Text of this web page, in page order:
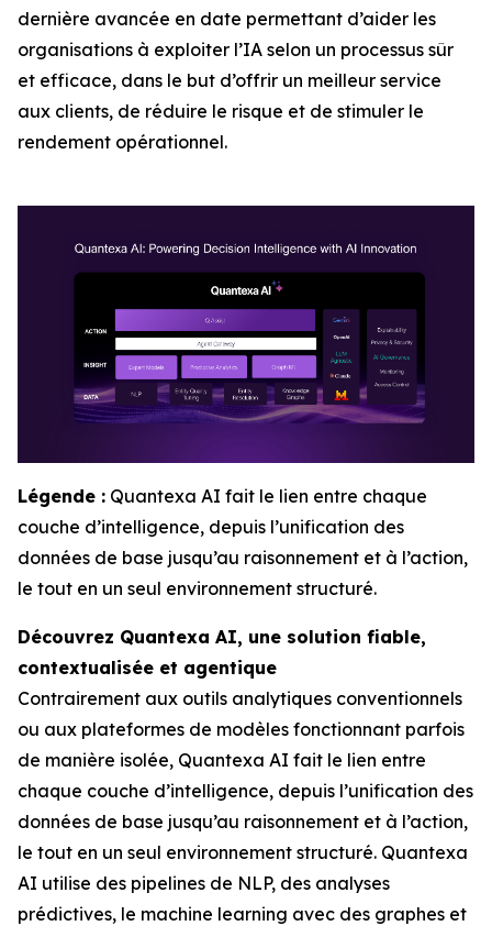
dernière avancée en date permettant d’aider les
organisations à exploiter l’IA selon un processus sûr
et efficace, dans le but d’offrir un meilleur service
aux clients, de réduire le risque et de stimuler le
rendement opérationnel.
Légende : Quantexa AI fait le lien entre chaque
couche d’intelligence, depuis l’unification des
données de base jusqu’au raisonnement et à l’action,
le tout en un seul environnement structuré.
Découvrez Quantexa AI, une solution fiable,
contextualisée et agentique
Contrairement aux outils analytiques conventionnels
ou aux plateformes de modèles fonctionnant parfois
de manière isolée, Quantexa AI fait le lien entre
chaque couche d’intelligence, depuis l’unification des
données de base jusqu’au raisonnement et à l’action,
le tout en un seul environnement structuré. Quantexa
AI utilise des pipelines de NLP, des analyses
prédictives, le machine learning avec des graphes et